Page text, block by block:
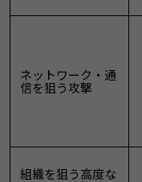
ネットワーク・通
信を狙う攻撃
組織を狙う高度な